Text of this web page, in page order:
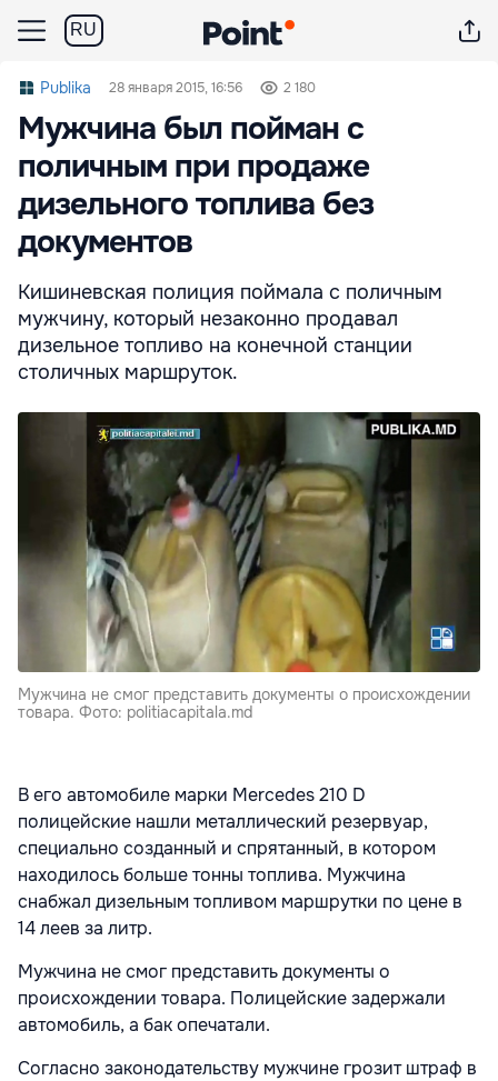
RU
Publika 28 января 2015, 16:56 2 180
Мужчина был пойман с
поличным при продаже
дизельного топлива без
документов
Кишиневская полиция поймала с поличным
мужчину, который незаконно продавал
дизельное топливо на конечной станции
столичных маршруток.
Мужчина не смог представить документы о происхождении
товара. Фото: politiacapitala.md
В его автомобиле марки Mercedes 210 D
полицейские нашли металлический резервуар,
специально созданный и спрятанный, в котором
находилось больше тонны топлива. Мужчина
снабжал дизельным топливом маршрутки по цене в
14 леев за литр.
Мужчина не смог представить документы о
происхождении товара. Полицейские задержали
автомобиль, а бак опечатали.
Согласно законодательству мужчине грозит штраф в